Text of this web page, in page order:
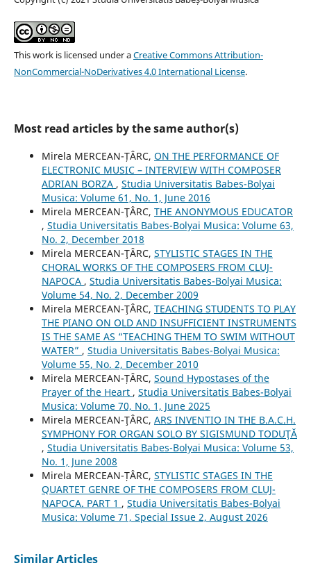
This work is licensed under aCreative Commons Attribution-
NonCommercial-NoDerivatives 4.0 International License.
Most read articles by the same author(s)
Mirela MERCEAN-ȚÂRC, ON THE PERFORMANCE OF
ELECTRONIC MUSIC – INTERVIEW WITH COMPOSER
ADRIAN BORZA , Studia Universitatis Babes-Bolyai
Musica: Volume 61, No. 1, June 2016
Mirela MERCEAN-ŢÂRC, THE ANONYMOUS EDUCATOR
, Studia Universitatis Babes-Bolyai Musica: Volume 63,
No. 2, December 2018
Mirela MERCEAN-ŢÂRC, STYLISTIC STAGES IN THE
CHORAL WORKS OF THE COMPOSERS FROM CLUJ-
NAPOCA , Studia Universitatis Babes-Bolyai Musica:
Volume 54, No. 2, December 2009
Mirela MERCEAN-ŢÂRC, TEACHING STUDENTS TO PLAY
THE PIANO ON OLD AND INSUFFICIENT INSTRUMENTS
IS THE SAME AS “TEACHING THEM TO SWIM WITHOUT
WATER” , Studia Universitatis Babes-Bolyai Musica:
Volume 55, No. 2, December 2010
Mirela MERCEAN-ȚÂRC, Sound Hypostases of the
Prayer of the Heart , Studia Universitatis Babes-Bolyai
Musica: Volume 70, No. 1, June 2025
Mirela MERCEAN-ŢÂRC, ARS INVENTIO IN THE B.A.C.H.
SYMPHONY FOR ORGAN SOLO BY SIGISMUND TODUŢĂ
, Studia Universitatis Babes-Bolyai Musica: Volume 53,
No. 1, June 2008
Mirela MERCEAN-ȚÂRC, STYLISTIC STAGES IN THE
QUARTET GENRE OF THE COMPOSERS FROM CLUJ-
NAPOCA. PART 1 , Studia Universitatis Babes-Bolyai
Musica: Volume 71, Special Issue 2, August 2026
Similar Articles